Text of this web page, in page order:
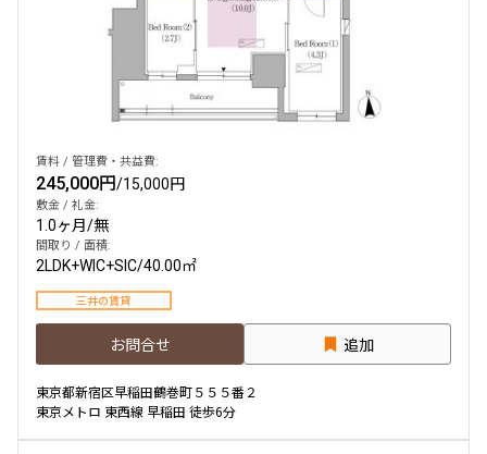
新築
5年以内
15年以内
25年以内
駅から徒歩
指定なし
3分以内
5分以内
他条件
賃料 / 管理費・共益費:
245,000円/15,000円
敷金 / 礼金:
1.0ヶ月/無
間取り / 面積:
2LDK+WIC+SIC/40.00㎡
三井の賃貸
お問合せ 追加
東京都新宿区早稲田鶴巻町５５５番２
東京メトロ 東西線 早稲田 徒歩6分